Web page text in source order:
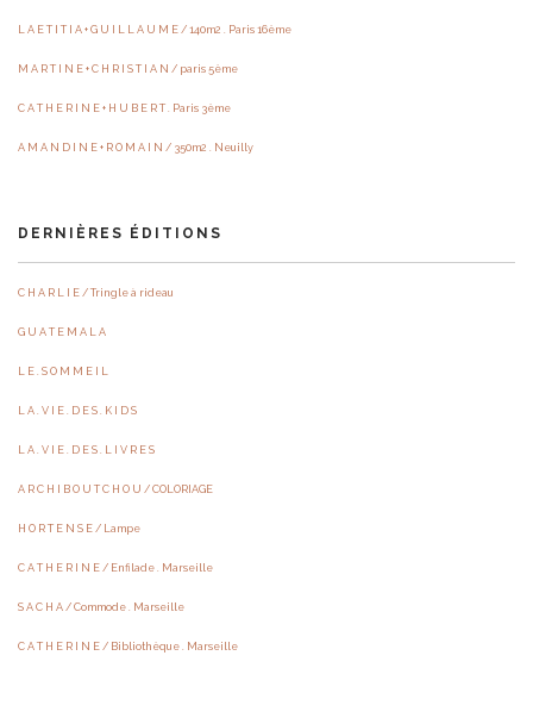
L A E T I T I A + G U I L L A U M E / 140m2 . Paris 16ème
M A R T I N E + C H R I S T I A N / paris 5ème
C A T H E R I N E + H U B E R T . Paris 3ème
A M A N D I N E + R O M A I N / 350m2 . Neuilly
DERNIÈRES ÉDITIONS
C H A R L I E / Tringle à rideau
G U A T E M A L A
L E . S O M M E I L
L A . V I E . D E S . K I D S
L A . V I E . D E S . L I V R E S
A R C H I B O U T C H O U / COLORIAGE
H O R T E N S E / Lampe
C A T H E R I N E / Enfilade . Marseille
S A C H A / Commode . Marseille
C A T H E R I N E / Bibliothèque . Marseille